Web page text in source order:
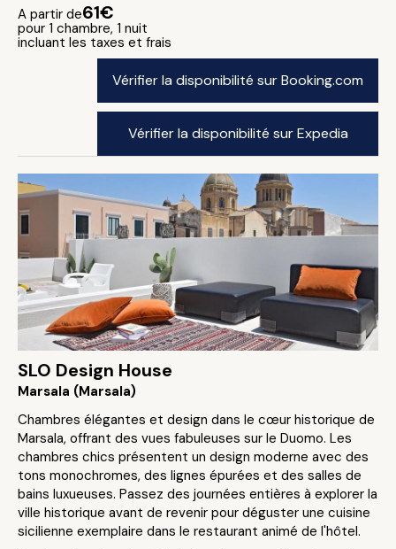
A partir de61€
pour 1 chambre, 1 nuit
incluant les taxes et frais
Vérifier la disponibilité sur Booking.com
Vérifier la disponibilité sur Expedia
SLO Design House
Marsala (Marsala)
Chambres élégantes et design dans le cœur historique de
Marsala, offrant des vues fabuleuses sur le Duomo. Les
chambres chics présentent un design moderne avec des
tons monochromes, des lignes épurées et des salles de
bains luxueuses. Passez des journées entières à explorer la
ville historique avant de revenir pour déguster une cuisine
sicilienne exemplaire dans le restaurant animé de l'hôtel.